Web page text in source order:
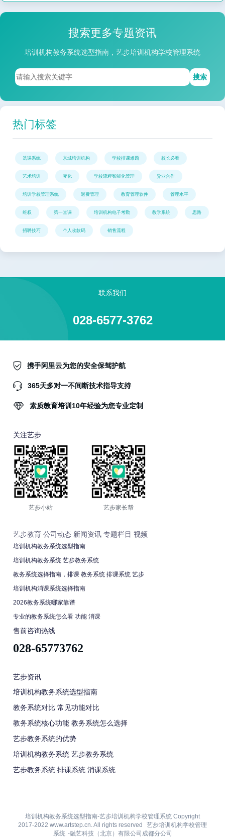
搜索更多专题资讯
培训机构教务系统选型指南，艺步培训机构学校管理系统
搜索
热门标签
选课系统 京城培训机构 学校排课难题 校长必看
艺术培训 变化 学校流程智能化管理 异业合作
培训学校管理系统 退费管理 教育管理软件 管理水平
维权 第一堂课 培训机构电子考勤 教学系统 思路
招聘技巧 个人收款码 销售流程
联系我们
028-6577-3762
携手阿里云为您的安全保驾护航
365天多对一不间断技术指导支持
素质教育培训10年经验为您专业定制
关注艺步
艺步小站 艺步家长帮
艺步教育 公司动态 新闻资讯 专题栏目 视频
培训机构教务系统选型指南
培训机构教务系统 艺步教务系统
教务系统选择指南，排课 教务系统 排课系统 艺步
培训机构消课系统选择指南
2026教务系统哪家靠谱
专业的教务系统怎么看 功能 消课
售前咨询热线
028-65773762
艺步资讯
培训机构教务系统选型指南
教务系统对比 常见功能对比
教务系统核心功能 教务系统怎么选择
艺步教务系统的优势
培训机构教务系统 艺步教务系统
艺步教务系统 排课系统 消课系统
培训机构教务系统选型指南-艺步培训机构学校管理系统 Copyright
2017-2022 www.artstep.cn. All rights reserved
艺步培训机构学校管理
系统 -融艺科技（北京）有限公司成都分公司